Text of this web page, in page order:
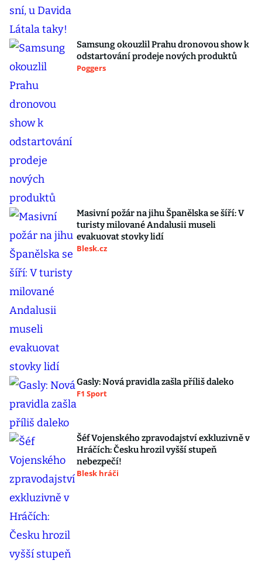
Samsung okouzlil Prahu dronovou show k
odstartování prodeje nových produktů
Poggers
Masivní požár na jihu Španělska se šíří: V
turisty milované Andalusii museli
evakuovat stovky lidí
Blesk.cz
Gasly: Nová pravidla zašla příliš daleko
F1 Sport
Šéf Vojenského zpravodajství exkluzivně v
Hráčích: Česku hrozil vyšší stupeň
nebezpečí!
Blesk hráči